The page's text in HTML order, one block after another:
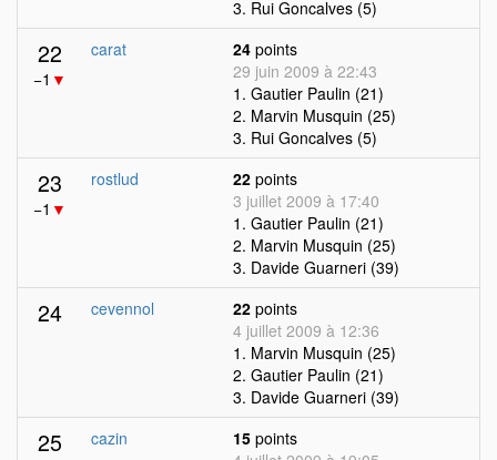
3. Rui Goncalves (5)
22
−1 ▼
carat 24 points
29 juin 2009 à 22:43
1. Gautier Paulin (21)
2. Marvin Musquin (25)
3. Rui Goncalves (5)
23
−1 ▼
rostlud 22 points
3 juillet 2009 à 17:40
1. Gautier Paulin (21)
2. Marvin Musquin (25)
3. Davide Guarneri (39)
24 cevennol 22 points
4 juillet 2009 à 12:36
1. Marvin Musquin (25)
2. Gautier Paulin (21)
3. Davide Guarneri (39)
25 cazin 15 points